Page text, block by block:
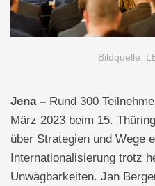
Bildquelle:
Jena – Rund 300
März 2023 beim 15.
über Strategien und Wege
Internationalisierung trotz
Unwägbarkeiten. Jan